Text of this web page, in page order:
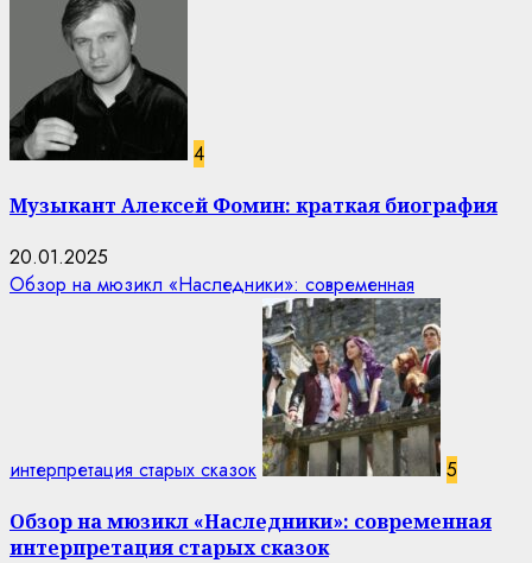
4
Музыкант Алексей Фомин: краткая биография
20.01.2025
Обзор на мюзикл «Наследники»: современная
интерпретация старых сказок 5
Обзор на мюзикл «Наследники»: современная
интерпретация старых сказок